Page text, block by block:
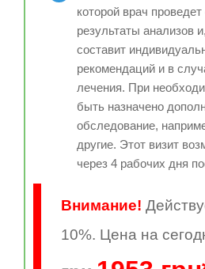
которой врач
результаты анализов
составит
рекомендаций и в
лечения. При
быть назначено
обследование,
другие. Этот визит
через 4 рабочих дня
Внимание!
10%. Цена на